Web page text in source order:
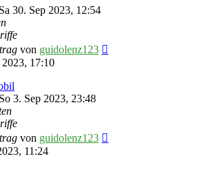
30. Sep 2023, 12:54
von guidolenz123
2023, 17:10
3. Sep 2023, 23:48
von guidolenz123
11:24